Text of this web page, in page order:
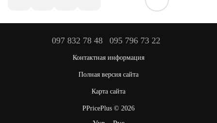
097 832 78 48 095 796 73 22
Контактная информация
Полная версия сайта
Карта сайта
PPricePlus © 2026